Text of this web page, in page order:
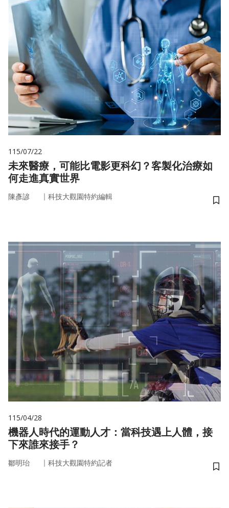
115/07/22
未來醫療，可能比電影更科幻？客製化治療如
何走進真實世界
陳彥諺 ｜ 科技大觀園特約編輯
儲
115/04/28
機器人時代的運動人才：當科技遇上人體，接
下來誰來接手？
鄒明珆 ｜ 科技大觀園特約記者
儲